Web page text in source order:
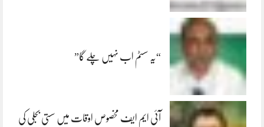
“یہ سسٹم اب نہیں چلے گا”
آئی ایم ایف مخصوص اوقات میں سستی بجلی کی